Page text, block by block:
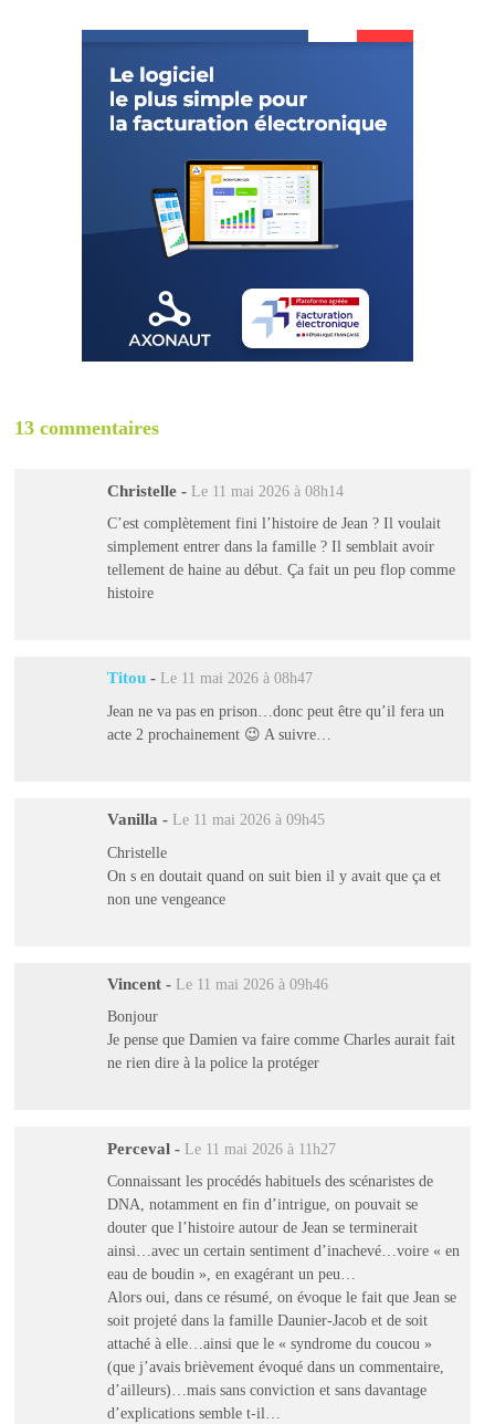
13 commentaires
Christelle - Le 11 mai 2026 à 08h14
C’est complètement fini l’histoire de Jean ? Il voulait
simplement entrer dans la famille ? Il semblait avoir
tellement de haine au début. Ça fait un peu flop comme
histoire
Titou - Le 11 mai 2026 à 08h47
Jean ne va pas en prison…donc peut être qu’il fera un
acte 2 prochainement 😉 A suivre…
Vanilla - Le 11 mai 2026 à 09h45
Christelle
On s en doutait quand on suit bien il y avait que ça et
non une vengeance
Vincent - Le 11 mai 2026 à 09h46
Bonjour
Je pense que Damien va faire comme Charles aurait fait
ne rien dire à la police la protéger
Perceval - Le 11 mai 2026 à 11h27
Connaissant les procédés habituels des scénaristes de
DNA, notamment en fin d’intrigue, on pouvait se
douter que l’histoire autour de Jean se terminerait
ainsi…avec un certain sentiment d’inachevé…voire « en
eau de boudin », en exagérant un peu…
Alors oui, dans ce résumé, on évoque le fait que Jean se
soit projeté dans la famille Daunier-Jacob et de soit
attaché à elle…ainsi que le « syndrome du coucou »
(que j’avais brièvement évoqué dans un commentaire,
d’ailleurs)…mais sans conviction et sans davantage
d’explications semble t-il…